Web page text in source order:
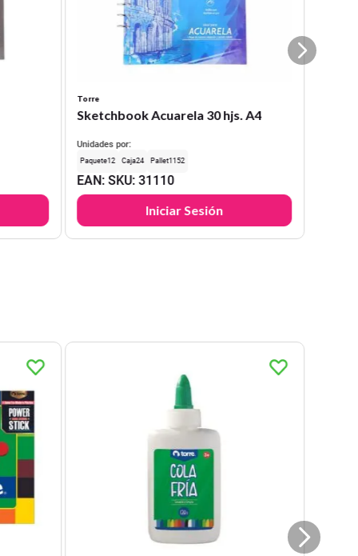
Torre
Sketchbook Acuarela 30 hjs. A4
Unidades por:
12 24 1152
EAN: SKU:31110
Iniciar Sesión